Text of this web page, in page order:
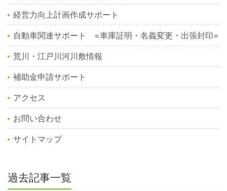
経営力向上計画作成サポート
自動車関連サポート =車庫証明・名義変更・出張封印=
荒川・江戸川河川敷情報
補助金申請サポート
アクセス
お問い合わせ
サイトマップ
過去記事一覧